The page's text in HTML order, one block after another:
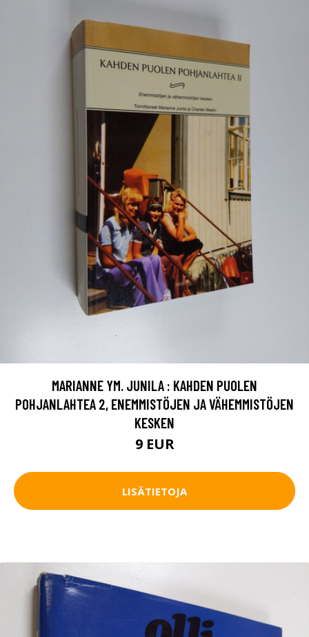
MARIANNE YM. JUNILA : KAHDEN PUOLEN
POHJANLAHTEA 2, ENEMMISTÖJEN JA VÄHEMMISTÖJEN
KESKEN
9 EUR
LISÄTIETOJA